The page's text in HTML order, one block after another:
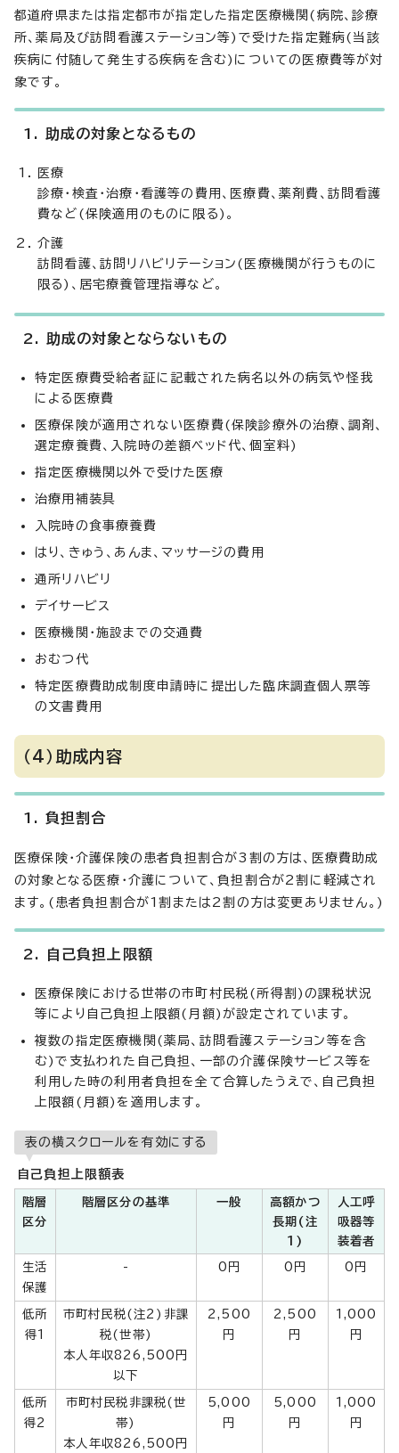
都道府県または指定都市が指定した指定医療機関(病院、診療
所、薬局及び訪問看護ステーション等)で受けた指定難病(当該
疾病に付随して発生する疾病を含む)についての医療費等が対
象です。
1. 助成の対象となるもの
医療
診療・検査・治療・看護等の費用、医療費、薬剤費、訪問看護
費など(保険適用のものに限る)。
介護
訪問看護、訪問リハビリテーション(医療機関が行うものに
限る)、居宅療養管理指導など。
2. 助成の対象とならないもの
特定医療費受給者証に記載された病名以外の病気や怪我
による医療費
医療保険が適用されない医療費(保険診療外の治療、調剤、
選定療養費、入院時の差額ベッド代、個室料)
指定医療機関以外で受けた医療
治療用補装具
入院時の食事療養費
はり、きゅう、あんま、マッサージの費用
通所リハビリ
デイサービス
医療機関・施設までの交通費
おむつ代
特定医療費助成制度申請時に提出した臨床調査個人票等
の文書費用
（4）助成内容
1. 負担割合
医療保険・介護保険の患者負担割合が3割の方は、医療費助成
の対象となる医療・介護について、負担割合が2割に軽減され
ます。(患者負担割合が1割または2割の方は変更ありません。)
2. 自己負担上限額
医療保険における世帯の市町村民税(所得割)の課税状況
等により自己負担上限額(月額)が設定されています。
複数の指定医療機関(薬局、訪問看護ステーション等を含
む)で支払われた自己負担、一部の介護保険サービス等を
利用した時の利用者負担を全て合算したうえで、自己負担
上限額(月額)を適用します。
表の横スクロールを有効にする
自己負担上限額表
階層
区分
階層区分の基準 一般
高額かつ
長期(注
1)
人工呼
吸器等
装着者
生活
保護
- 0円 0円 0円
低所
得1
市町村民税(注2)非課
税(世帯)
本人年収826,500円
以下
2,500
円
2,500
円
1,000
円
低所
得2
市町村民税非課税(世
帯)
本人年収826,500円
5,000
円
5,000
円
1,000
円